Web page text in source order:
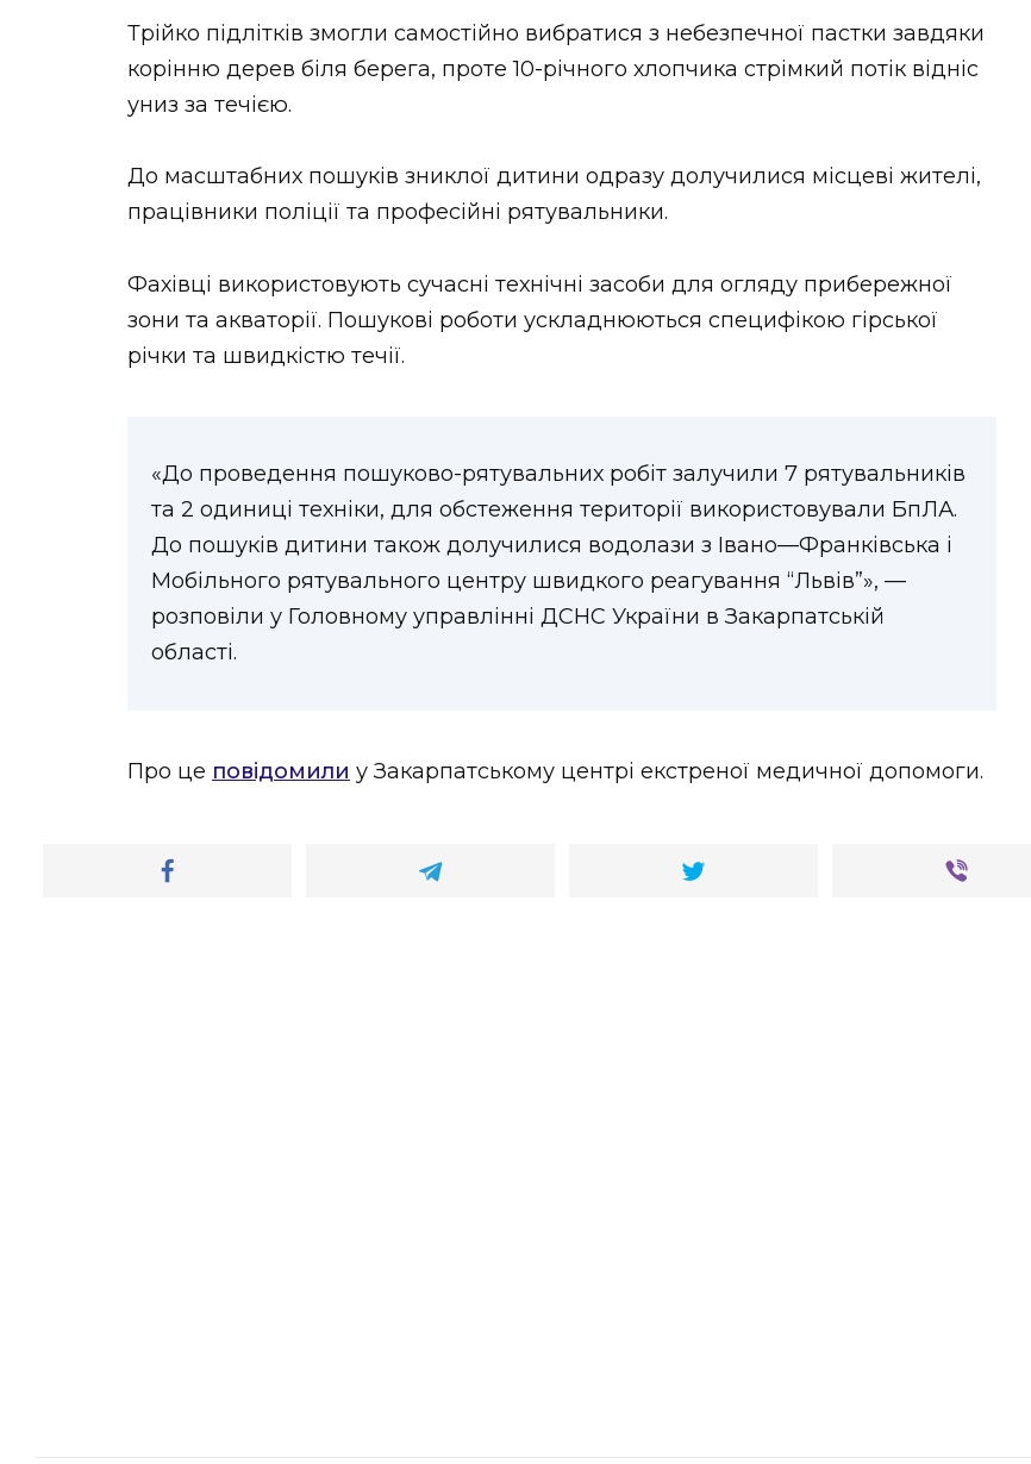
Трійко підлітків змогли самостійно вибратися з небезпечної пастки завдяки
корінню дерев біля берега, проте 10-річного хлопчика стрімкий потік відніс
униз за течією.
До масштабних пошуків зниклої дитини одразу долучилися місцеві жителі,
працівники поліції та професійні рятувальники.
Фахівці використовують сучасні технічні засоби для огляду прибережної
зони та акваторії. Пошукові роботи ускладнюються специфікою гірської
річки та швидкістю течії.
«До проведення пошуково-рятувальних робіт залучили 7 рятувальників
та 2 одиниці техніки, для обстеження території використовували БпЛА.
До пошуків дитини також долучилися водолази з Івано—Франківська і
Мобільного рятувального центру швидкого реагування “Львів”», —
розповіли у Головному управлінні ДСНС України в Закарпатській
області.
Про це повідомили у Закарпатському центрі екстреної медичної допомоги.